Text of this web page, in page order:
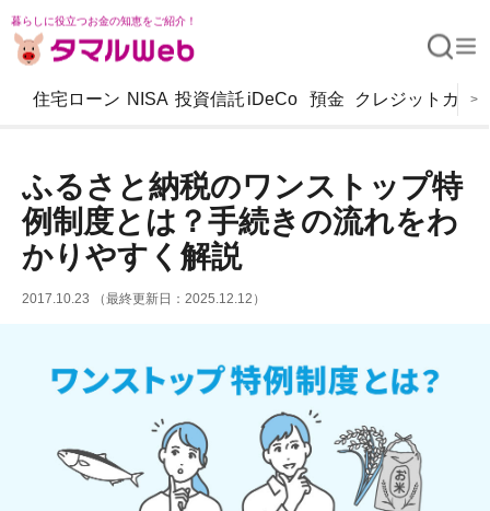
暮らしに役立つお金の知恵をご紹介！
住宅ローン NISA 投資信託 iDeCo 預金 クレジットカー
>
ふるさと納税のワンストップ特
例制度とは？手続きの流れをわ
かりやすく解説
2017.10.23 （最終更新日：2025.12.12）